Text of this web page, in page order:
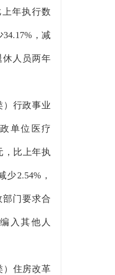
上年执行数
34.17%， 减
休人员两年
）行政事业
单位医疗
，比上年执
少2.54%，
部门要求合
入其他人
）住房改革